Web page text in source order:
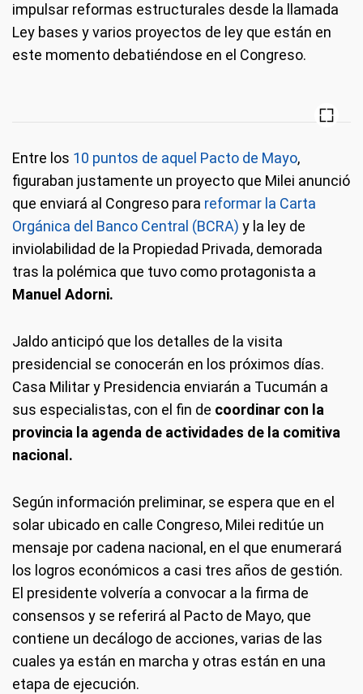
impulsar reformas estructurales desde la llamada
Ley bases y varios proyectos de ley que están en
este momento debatiéndose en el Congreso.
Entre los 10 puntos de aquel Pacto de Mayo,
figuraban justamente un proyecto que Milei anunció
que enviará al Congreso para reformar la Carta
Orgánica del Banco Central (BCRA) y la ley de
inviolabilidad de la Propiedad Privada, demorada
tras la polémica que tuvo como protagonista a
Manuel Adorni.
Jaldo anticipó que los detalles de la visita
presidencial se conocerán en los próximos días.
Casa Militar y Presidencia enviarán a Tucumán a
sus especialistas, con el fin de coordinar con la
provincia la agenda de actividades de la comitiva
nacional.
Según información preliminar, se espera que en el
solar ubicado en calle Congreso, Milei reditúe un
mensaje por cadena nacional, en el que enumerará
los logros económicos a casi tres años de gestión.
El presidente volvería a convocar a la firma de
consensos y se referirá al Pacto de Mayo, que
contiene un decálogo de acciones, varias de las
cuales ya están en marcha y otras están en una
etapa de ejecución.